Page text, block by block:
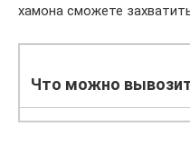
хамона сможете
Что можно